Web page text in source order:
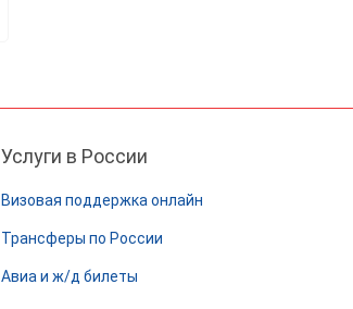
Услуги в России
Визовая поддержка онлайн
Трансферы по России
Авиа и ж/д билеты